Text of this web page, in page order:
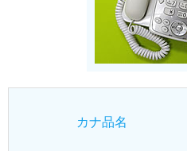
カナ品名